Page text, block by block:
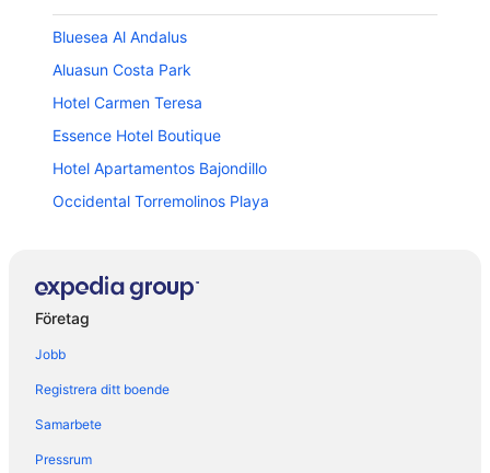
Bluesea Al Andalus
Aluasun Costa Park
Hotel Carmen Teresa
Essence Hotel Boutique
Hotel Apartamentos Bajondillo
Occidental Torremolinos Playa
Hotel Kristal
Hotel Residencia Miami
Palm Beach Club Aparthotel
Hotel Riu Costa del Sol - All Inclusive
Sandos Griego Hotel
Hotel Ritual Sireno Torremolinos - Adults Only
Företag
Jobb
Registrera ditt boende
Samarbete
Pressrum